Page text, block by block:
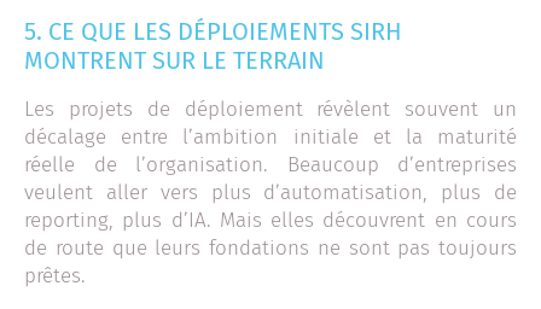
5. CE QUE LES DÉPLOIEMENTS SIRH
MONTRENT SUR LE TERRAIN
Les projets de déploiement révèlent souvent un
décalage entre l’ambition initiale et la maturité
réelle de l’organisation. Beaucoup d’entreprises
veulent aller vers plus d’automatisation, plus de
reporting, plus d’IA. Mais elles découvrent en cours
de route que leurs fondations ne sont pas toujours
prêtes.